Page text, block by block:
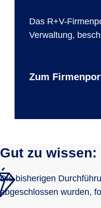
Das R+V-
Verwaltung,
Zum
Gut zu wissen:
Die bisherigen
abgeschlossen wurden,